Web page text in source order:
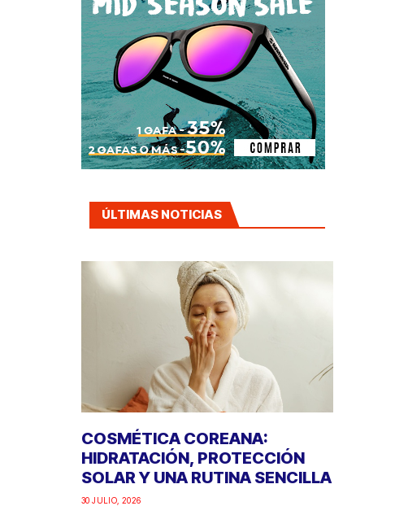
ÚLTIMAS NOTICIAS
COSMÉTICA COREANA:
HIDRATACIÓN, PROTECCIÓN
SOLAR Y UNA RUTINA SENCILLA
30 JULIO, 2026